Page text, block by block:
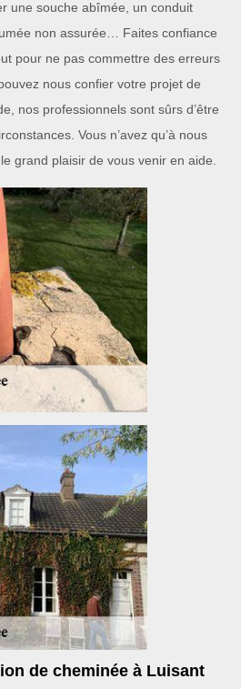
une souche abîmée, un conduit
non assurée… Faites confiance
pour ne pas commettre des erreurs
nous confier votre projet de
nos professionnels sont sûrs d’être
Vous n’avez qu’à nous
grand plaisir de vous venir en aide.
de cheminée à Luisant